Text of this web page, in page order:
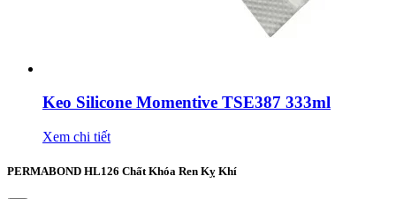
Keo Silicone Momentive TSE387 333ml
Xem chi tiết
PERMABOND HL126 Chất Khóa Ren Kỵ Khí